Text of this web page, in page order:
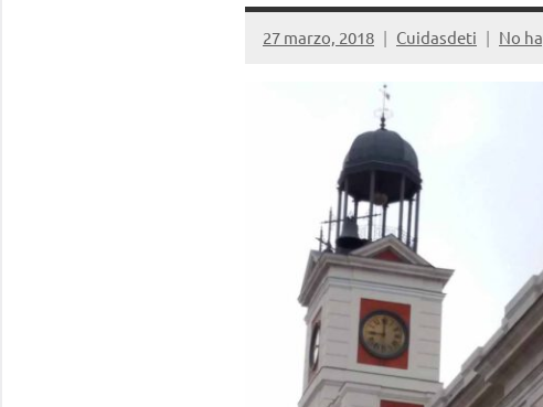
27 marzo, 2018 Cuidasdeti No